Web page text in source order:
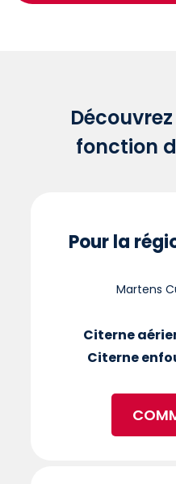
fonction
Pour la
Martens
Citerne
Citerne